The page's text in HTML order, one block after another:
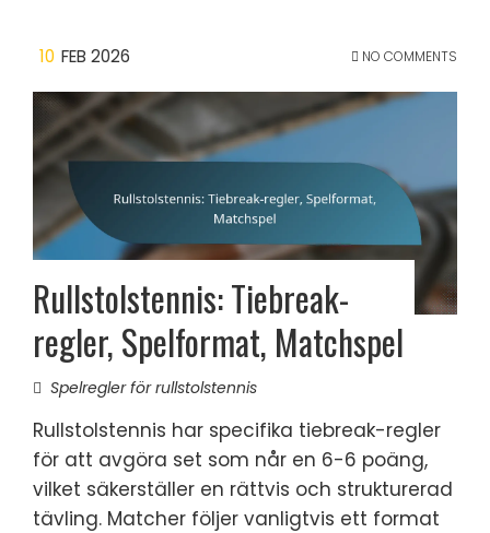
10 FEB 2026 NO COMMENTS
Rullstolstennis: Tiebreak-
regler, Spelformat, Matchspel
Spelregler för rullstolstennis
Rullstolstennis har specifika tiebreak-regler
för att avgöra set som når en 6-6 poäng,
vilket säkerställer en rättvis och strukturerad
tävling. Matcher följer vanligtvis ett format